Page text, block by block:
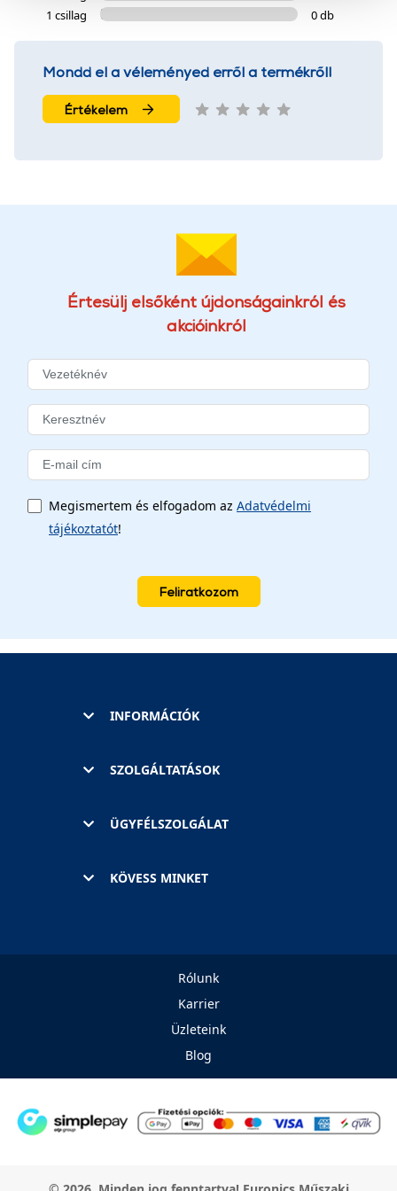
szolgáltatásaink biztosításához szükségesek. Az oldal
1 csillag
0 db
Mondd el a véleményed erről a termékről!
Értékelem
Értesülj elsőként újdonságainkról és
akcióinkról
Megismertem és elfogadom az Adatvédelmi
tájékoztatót!
Feliratkozom
INFORMÁCIÓK
SZOLGÁLTATÁSOK
ÜGYFÉLSZOLGÁLAT
KÖVESS MINKET
Rólunk
Karrier
Üzleteink
Blog